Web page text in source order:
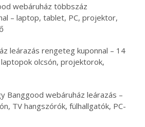
webáruház többszáz
– laptop, tablet, PC, projektor,
leárazás rengeteg kuponnal – 14
olcsón, projektorok,
Banggood webáruház leárazás –
TV hangszórók, fülhallgatók, PC-